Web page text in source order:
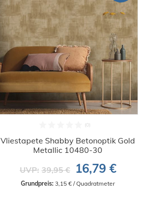
Vliestapete Shabby Betonoptik Gold
Metallic 10480-30
UVP: 39,95 € 16,79 €
Grundpreis: 3,15 € / Quadratmeter